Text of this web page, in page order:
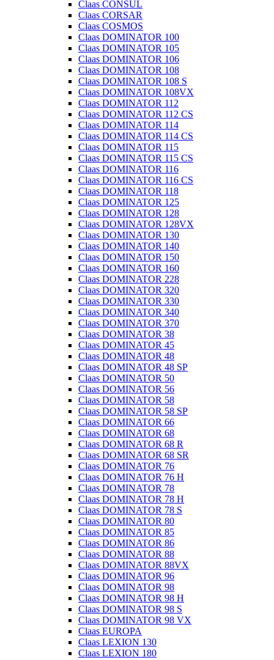
Claas CONSUL
Claas CORSAR
Claas COSMOS
Claas DOMINATOR 100
Claas DOMINATOR 105
Claas DOMINATOR 106
Claas DOMINATOR 108
Claas DOMINATOR 108 S
Claas DOMINATOR 108VX
Claas DOMINATOR 112
Claas DOMINATOR 112 CS
Claas DOMINATOR 114
Claas DOMINATOR 114 CS
Claas DOMINATOR 115
Claas DOMINATOR 115 CS
Claas DOMINATOR 116
Claas DOMINATOR 116 CS
Claas DOMINATOR 118
Claas DOMINATOR 125
Claas DOMINATOR 128
Claas DOMINATOR 128VX
Claas DOMINATOR 130
Claas DOMINATOR 140
Claas DOMINATOR 150
Claas DOMINATOR 160
Claas DOMINATOR 228
Claas DOMINATOR 320
Claas DOMINATOR 330
Claas DOMINATOR 340
Claas DOMINATOR 370
Claas DOMINATOR 38
Claas DOMINATOR 45
Claas DOMINATOR 48
Claas DOMINATOR 48 SP
Claas DOMINATOR 50
Claas DOMINATOR 56
Claas DOMINATOR 58
Claas DOMINATOR 58 SP
Claas DOMINATOR 66
Claas DOMINATOR 68
Claas DOMINATOR 68 R
Claas DOMINATOR 68 SR
Claas DOMINATOR 76
Claas DOMINATOR 76 H
Claas DOMINATOR 78
Claas DOMINATOR 78 H
Claas DOMINATOR 78 S
Claas DOMINATOR 80
Claas DOMINATOR 85
Claas DOMINATOR 86
Claas DOMINATOR 88
Claas DOMINATOR 88VX
Claas DOMINATOR 96
Claas DOMINATOR 98
Claas DOMINATOR 98 H
Claas DOMINATOR 98 S
Claas DOMINATOR 98 VX
Claas EUROPA
Claas LEXION 130
Claas LEXION 180